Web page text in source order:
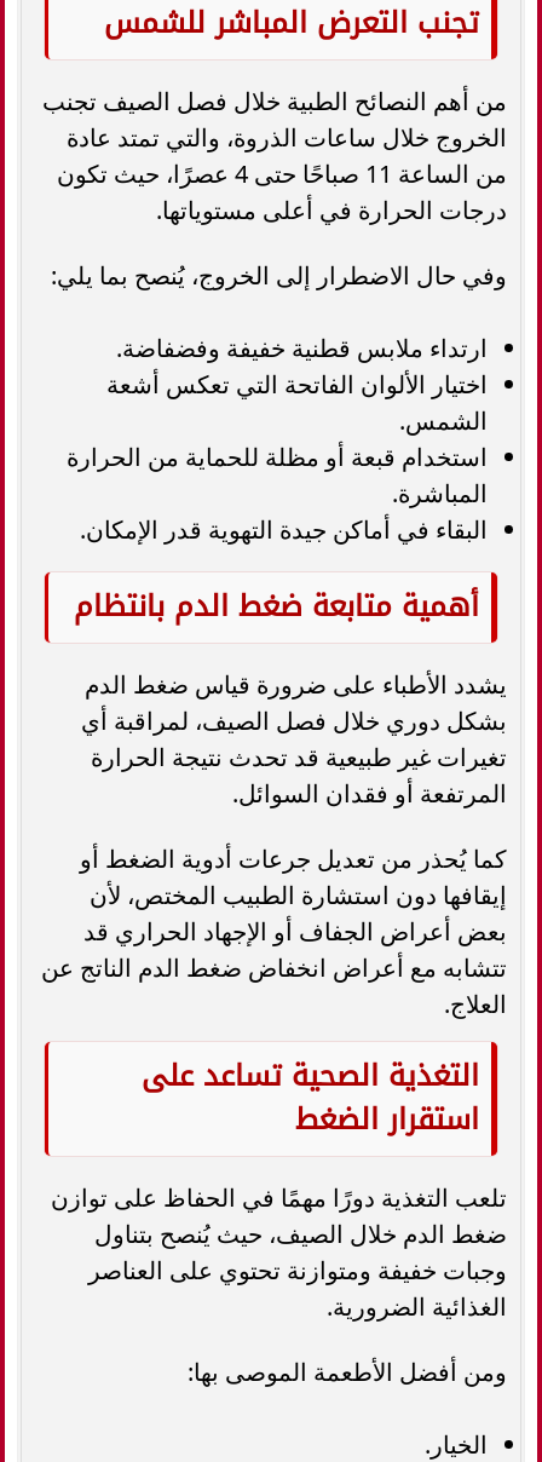
تجنب التعرض المباشر للشمس
من أهم النصائح الطبية خلال فصل الصيف تجنب
الخروج خلال ساعات الذروة، والتي تمتد عادة
من الساعة 11 صباحًا حتى 4 عصرًا، حيث تكون
درجات الحرارة في أعلى مستوياتها.
وفي حال الاضطرار إلى الخروج، يُنصح بما يلي:
ارتداء ملابس قطنية خفيفة وفضفاضة.
اختيار الألوان الفاتحة التي تعكس أشعة
الشمس.
استخدام قبعة أو مظلة للحماية من الحرارة
المباشرة.
البقاء في أماكن جيدة التهوية قدر الإمكان.
أهمية متابعة ضغط الدم بانتظام
يشدد الأطباء على ضرورة قياس ضغط الدم
بشكل دوري خلال فصل الصيف، لمراقبة أي
تغيرات غير طبيعية قد تحدث نتيجة الحرارة
المرتفعة أو فقدان السوائل.
كما يُحذر من تعديل جرعات أدوية الضغط أو
إيقافها دون استشارة الطبيب المختص، لأن
بعض أعراض الجفاف أو الإجهاد الحراري قد
تتشابه مع أعراض انخفاض ضغط الدم الناتج عن
العلاج.
التغذية الصحية تساعد على
استقرار الضغط
تلعب التغذية دورًا مهمًا في الحفاظ على توازن
ضغط الدم خلال الصيف، حيث يُنصح بتناول
وجبات خفيفة ومتوازنة تحتوي على العناصر
الغذائية الضرورية.
ومن أفضل الأطعمة الموصى بها:
الخيار.